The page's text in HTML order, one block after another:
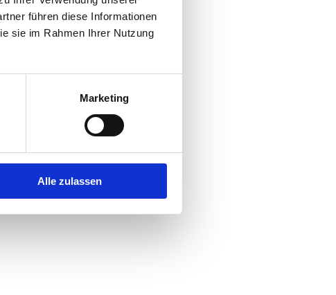
führen diese Informationen
sie im Rahmen Ihrer Nutzung
Marketing
Alle zulassen
consolefor more information).